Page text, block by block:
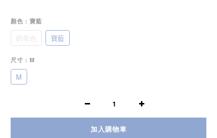
顏色 : 寶藍
奶茶色 寶藍
尺寸 : M
M
加入購物車